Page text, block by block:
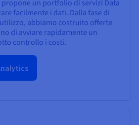
propone un portfolio di servizi Data
facilmente i dati. Dalla fase di
abbiamo costruito offerte
di avviare rapidamente un
controllo i costi.